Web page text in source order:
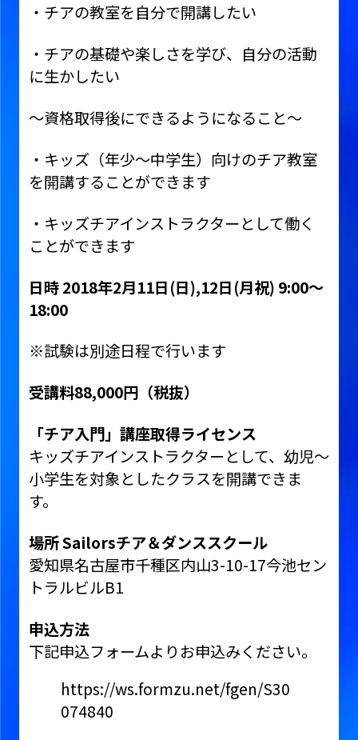
・チアの教室を自分で開講したい
・チアの基礎や楽しさを学び、自分の活動
に生かしたい
〜資格取得後にできるようになること〜
・キッズ（年少〜中学生）向けのチア教室
を開講することができます
・キッズチアインストラクターとして働く
ことができます
日時 2018年2月11日(日),12日(月祝) 9:00〜
18:00
※試験は別途日程で行います
受講料88,000円（税抜）
「チア入門」講座取得ライセンス
キッズチアインストラクターとして、幼児〜
小学生を対象としたクラスを開講できま
す。
場所 Sailorsチア＆ダンススクール
愛知県名古屋市千種区内山3-10-17今池セン
トラルビルB1
申込方法
下記申込フォームよりお申込みください。
https://ws.formzu.net/fgen/S30
074840